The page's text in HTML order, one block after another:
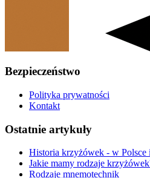
Bezpieczeństwo
Polityka prywatności
Kontakt
Ostatnie artykuły
Historia krzyżówek - w Polsce
Jakie mamy rodzaje
Rodzaje mnemotechnik